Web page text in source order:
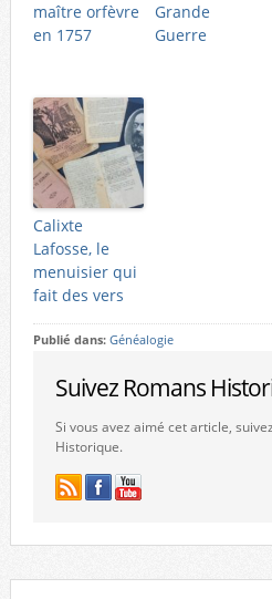
maître orfèvre
en 1757
Grande
Guerre
Calixte
Lafosse, le
menuisier qui
fait des vers
Publié dans: Généalogie
Suivez Romans
Si vous avez aimé cet article,
Historique.